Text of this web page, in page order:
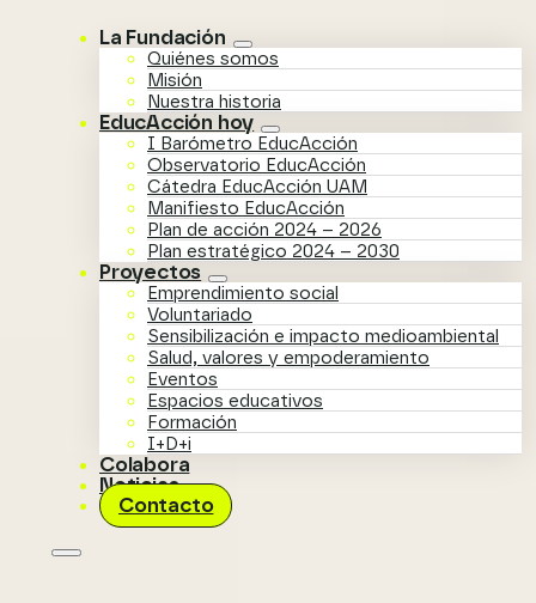
La Fundación
Quiénes somos
Misión
Nuestra historia
EducAcción hoy
I Barómetro EducAcción
Observatorio EducAcción
Cátedra EducAcción UAM
Manifiesto EducAcción
Plan de acción 2024 – 2026
Plan estratégico 2024 – 2030
Proyectos
Emprendimiento social
Voluntariado
Sensibilización e impacto medioambiental
Salud, valores y empoderamiento
Eventos
Espacios educativos
Formación
I+D+i
Colabora
Noticias
Contacto